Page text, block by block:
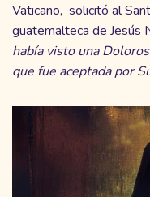
Vaticano, solicitó al
guatemalteca de Jesús
había visto una
que fue aceptada por